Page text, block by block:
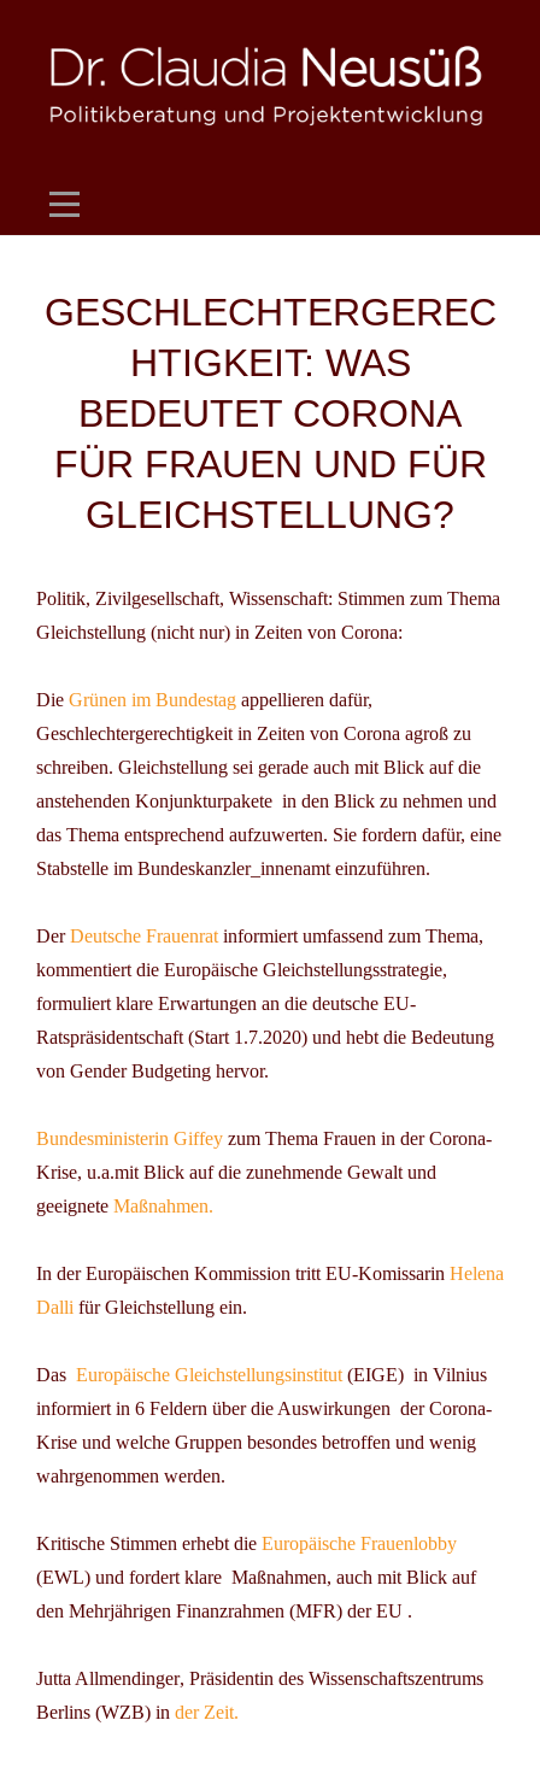
content
GESCHLECHTERGEREC
HTIGKEIT: WAS
BEDEUTET CORONA
FÜR FRAUEN UND FÜR
GLEICHSTELLUNG?
Politik, Zivilgesellschaft, Wissenschaft: Stimmen zum Thema
Gleichstellung (nicht nur) in Zeiten von Corona:
Die Grünen im Bundestag appellieren dafür,
Geschlechtergerechtigkeit in Zeiten von Corona agroß zu
schreiben. Gleichstellung sei gerade auch mit Blick auf die
anstehenden Konjunkturpakete in den Blick zu nehmen und
das Thema entsprechend aufzuwerten. Sie fordern dafür, eine
Stabstelle im Bundeskanzler_innenamt einzuführen.
DerDeutsche Frauenrat informiert umfassend zum Thema,
kommentiert die Europäische Gleichstellungsstrategie,
formuliert klare Erwartungen an die deutsche EU-
Ratspräsidentschaft (Start 1.7.2020) und hebt die Bedeutung
von Gender Budgeting hervor.
Bundesministerin Giffey zum Thema Frauen in der Corona-
Krise, u.a.mit Blick auf die zunehmende Gewalt und
geeignete Maßnahmen.
In der Europäischen Kommission tritt EU-Komissarin Helena
Dalli für Gleichstellung ein.
Das Europäische Gleichstellungsinstitut (EIGE) in Vilnius
informiert in 6 Feldern über die Auswirkungen der Corona-
Krise und welche Gruppen besondes betroffen und wenig
wahrgenommen werden.
Kritische Stimmen erhebt die Europäische Frauenlobby
(EWL) und fordert klare Maßnahmen, auch mit Blick auf
den Mehrjährigen Finanzrahmen (MFR) der EU .
Jutta Allmendinger, Präsidentin des Wissenschaftszentrums
Berlins (WZB) in der Zeit.
Beitragsnavigation